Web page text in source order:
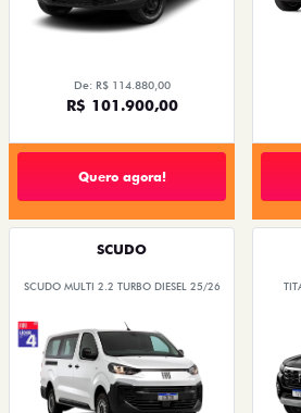
De: R$ 114.880,00
R$ 101.900,00
Quero agora!
SCUDO
SCUDO MULTI 2.2 TURBO DIESEL 25/26